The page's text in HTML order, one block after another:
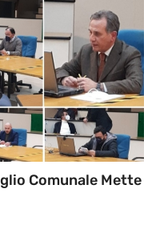
Comunale Mette